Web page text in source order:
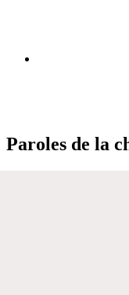
Paroles de la